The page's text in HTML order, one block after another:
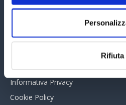
Rifiuta
Assinform Editore
Chi siamo
Collabora con noi
Informativa Privacy
Cookie Policy